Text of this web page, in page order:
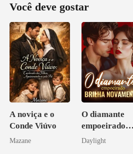
Você deve gostar
A noviça e o
Conde Viúvo
Mazane
O diamante
empoeirado
brilha
Daylight